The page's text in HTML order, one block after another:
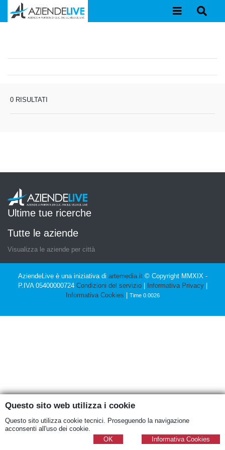
0 RISULTATI
Ultime tue ricerche
Tutte le aziende
Visualizza le aziende per città
AziendeLive è una iniziativa di artemedia.it© Copyright MMXIX -
P.IVA 05400000724 Condizioni del servizio| Informativa Privacy|
Informativa Cookies | Time 0.0026
Questo sito web utilizza i cookie
Questo sito utilizza cookie tecnici. Proseguendo la navigazione
acconsenti all'uso dei cookie.
Informativa Cookies
OK